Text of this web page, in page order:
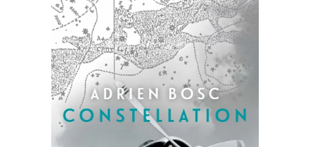
Livres
Livres les plus recommandés
Prix littéraires